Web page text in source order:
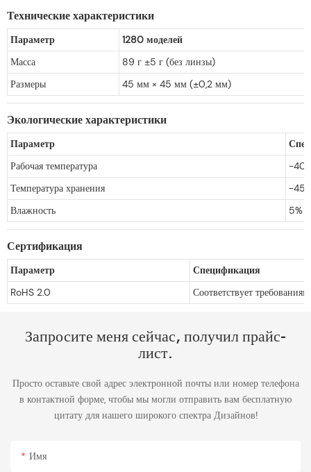
Технические характеристики
Параметр
1280 моделей
Масса
89 г ±5 г (без линзы)
Размеры
45 мм × 45 мм (±0,2 мм)
Экологические характеристики
Параметр
Рабочая температура
-
Температура хранения
-
Влажность
5%
Сертификация
Параметр
Спецификация
RoHS 2.0
Соответствует требованиям
Запросите меня сейчас, получил прайс-
лист.
Просто оставьте свой адрес электронной почты или номер телефона
в контактной форме, чтобы мы могли отправить вам бесплатную
цитату для нашего широкого спектра Дизайнов!
Имя